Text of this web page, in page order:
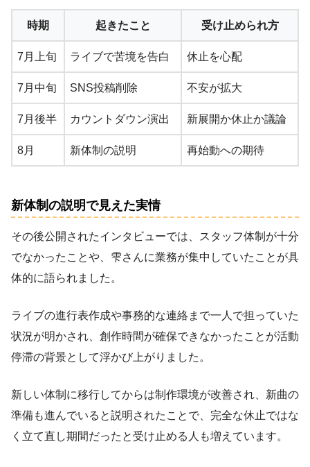
時期 起きたこと 受け止められ方
7月上旬 ライブで苦境を告白 休止を心配
7月中旬 SNS投稿削除 不安が拡大
7月後半 カウントダウン演出 新展開か休止か議論
8月 新体制の説明 再始動への期待
新体制の説明で見えた実情
その後公開されたインタビューでは、スタッフ体制が十分
でなかったことや、雫さんに業務が集中していたことが具
体的に語られました。
ライブの進行表作成や事務的な連絡まで一人で担っていた
状況が明かされ、創作時間が確保できなかったことが活動
停滞の背景として浮かび上がりました。
新しい体制に移行してからは制作環境が改善され、新曲の
準備も進んでいると説明されたことで、完全な休止ではな
く立て直し期間だったと受け止める人も増えています。